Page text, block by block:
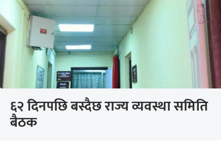
६२ दिनपछि बस्दैछ राज्य व्यवस्था समिति
बैठक